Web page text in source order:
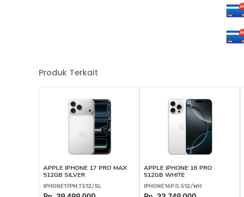
Produk Terkait
APPLE IPHONE 17 PRO MAX
512GB SILVER
IPHONE17PM.T512/SL
APPLE IPHONE 16 PRO
512GB WHITE
IPHONE16P.G.512/WH